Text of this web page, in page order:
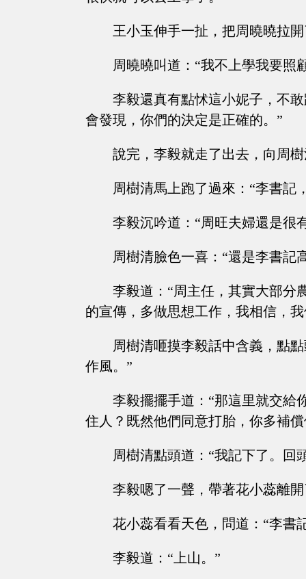
王小玉伸手一扯，把周曉曉拉
周曉曉叫道：“我不上學我要照
李毅還真有點怵這小妮子，不
會發現，你們的決定是正確的。”
說完，李毅就走了出去，向周
周樹清馬上跑了過來：“李書記
李毅沉吟道：“周旺夫婦還是很
周樹清臉色一喜：“還是李書記
李毅道：“周主任，其實大部分
的宣傳，多做思想工作，我相信，
周樹清咂摸李毅話中含義，點
作風。”
李毅擺擺手道：“那這里就交給
住人？既然他們同意打胎，你多補
周樹清點頭道：“我記下了。回
李毅嗯了一聲，帶著花小蕊離
花小蕊看看天色，問道：“李書
李毅道：“上山。”